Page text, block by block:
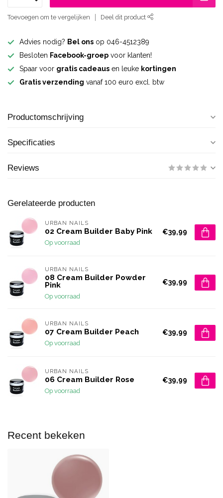
Toevoegen om te vergelijken Deel dit product
Advies nodig? Bel ons op 046-4512389
Besloten Facebook-groep voor klanten!
Spaar voor gratis cadeaus en leuke kortingen
Gratis verzending vanaf 100 euro excl. btw
Productomschrijving
Specificaties
Reviews
Gerelateerde producten
URBAN NAILS
02 Cream Builder Baby Pink
Op voorraad
€39,99
URBAN NAILS
08 Cream Builder Powder
Pink
Op voorraad
€39,99
URBAN NAILS
07 Cream Builder Peach
Op voorraad
€39,99
URBAN NAILS
06 Cream Builder Rose
Op voorraad
€39,99
Recent bekeken